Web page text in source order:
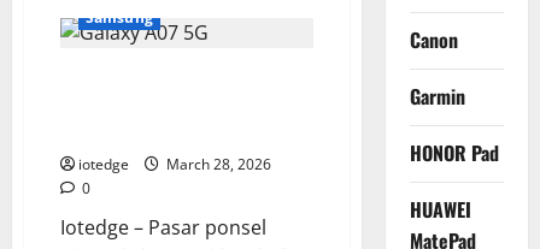
Vivo
V70
Terbaru
Samsung
iotedge
March 28, 2026
0
Iotedge – Pasar ponsel
Canon
Garmin
HONOR Pad
HUAWEI
MatePad